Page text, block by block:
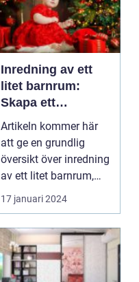
Inredning av ett
litet barnrum:
Skapa ett
funktionellt och
attraktivt utrymme
för de små
Artikeln kommer här
att ge en grundlig
översikt över inredning
av ett litet barnrum,
inklusive olika...
17 januari 2024